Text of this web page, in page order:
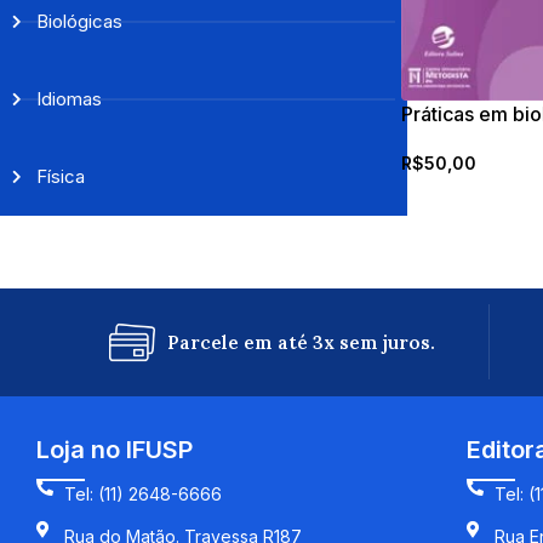
Biológicas
Idiomas
Física
Práticas em
R$50,00
Parcele em até 3x sem juros.
Loja no IFUSP
Tel: (11) 2648-6666
Rua do Matão. Travessa R187
Tel:
Rua